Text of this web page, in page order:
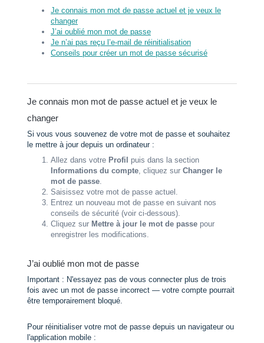
Je connais mon mot de passe actuel et je veux le
changer
J’ai oublié mon mot de passe
Je n’ai pas reçu l’e-mail de réinitialisation
Conseils pour créer un mot de passe sécurisé
Je connais mon mot de passe actuel et je veux le
changer
Si vous vous souvenez de votre mot de passe et souhaitez
le mettre à jour depuis un ordinateur :
Allez dans votre Profil
puis dans la section
Informations du compte, cliquez sur Changer le
mot de passe.
Saisissez votre mot de passe actuel.
Entrez un nouveau mot de passe en suivant nos
conseils de sécurité (voir ci-dessous).
Cliquez sur Mettre à jour le mot de passe pour
enregistrer les modifications.
J’ai oublié mon mot de passe
Important : N'essayez pas de vous connecter plus de trois
fois avec un mot de passe incorrect — votre compte pourrait
être temporairement bloqué.
Pour réinitialiser votre mot de passe depuis un navigateur ou
l'application mobile :